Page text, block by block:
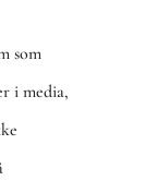
som
i media,